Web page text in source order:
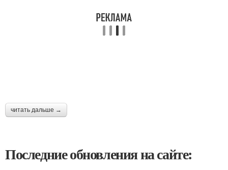
читать дальше →
Последние обновления на сайте: